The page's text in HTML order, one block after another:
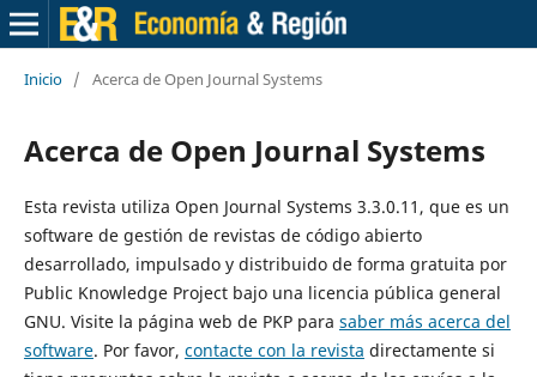
Inicio / Acerca de Open Journal Systems
Acerca de Open Journal Systems
Esta revista utiliza Open Journal Systems 3.3.0.11, que es un
software de gestión de revistas de código abierto
desarrollado, impulsado y distribuido de forma gratuita por
Public Knowledge Project bajo una licencia pública general
GNU. Visite la página web de PKP para saber más acerca del
software. Por favor, contacte con la revista directamente si